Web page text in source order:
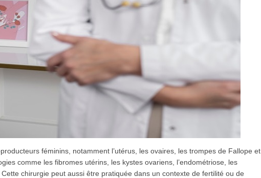
féminins, notamment l’utérus, les ovaires, les trompes de Fallope et
comme les fibromes utérins, les kystes ovariens, l’endométriose, les
chirurgie peut aussi être pratiquée dans un contexte de fertilité ou de